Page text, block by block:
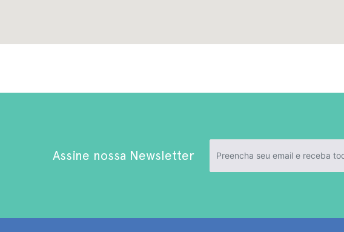
Assine nossa Newsletter